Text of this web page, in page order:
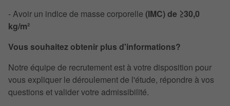
- Avoir un indice de masse corporelle (IMC) de ≥30,0
kg/m²
Vous souhaitez obtenir plus d'informations?
Notre équipe de recrutement est à votre disposition pour
vous expliquer le déroulement de l'étude, répondre à vos
questions et valider votre admissibilité.